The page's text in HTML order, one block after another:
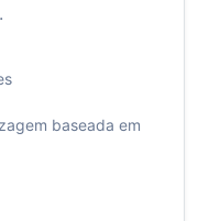
baseada em